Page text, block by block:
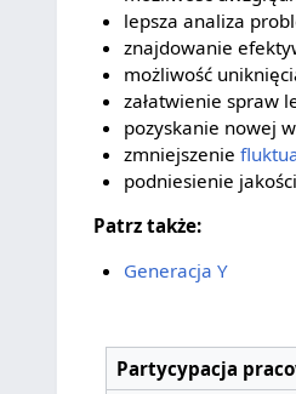
lepsza analiza
znajdowanie
możliwość
załatwienie spraw
pozyskanie nowej
zmniejszenie
podniesienie
Patrz także:
Generacja Y
Partycypacja